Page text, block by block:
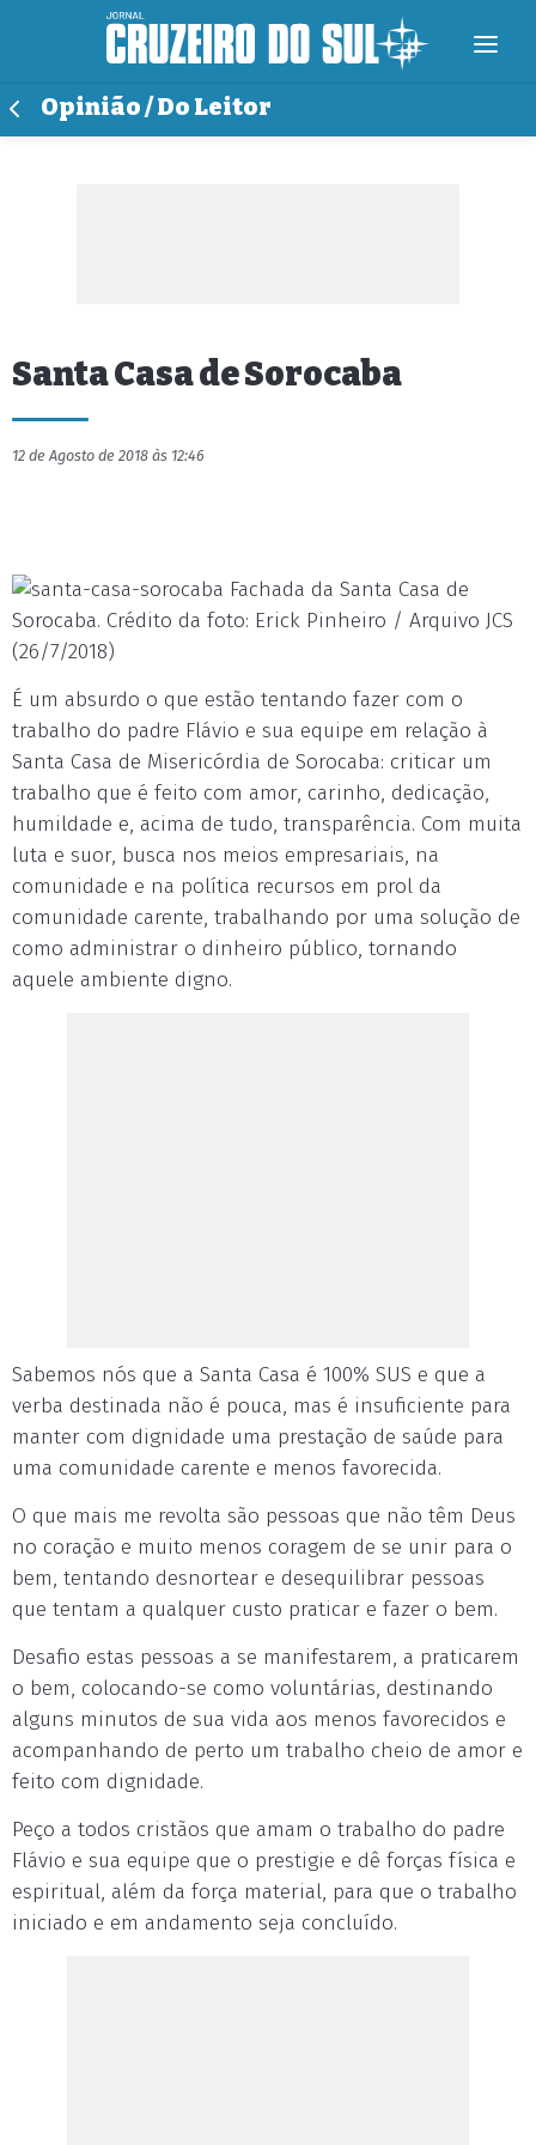
Opinião / Do Leitor
Santa Casa de Sorocaba
12 de Agosto de 2018 às 12:46
Fachada da Santa Casa de
Sorocaba. Crédito da foto: Erick Pinheiro / Arquivo JCS
(26/7/2018)
É um absurdo o que estão tentando fazer com o
trabalho do padre Flávio e sua equipe em relação à
Santa Casa de Misericórdia de Sorocaba: criticar um
trabalho que é feito com amor, carinho, dedicação,
humildade e, acima de tudo, transparência. Com muita
luta e suor, busca nos meios empresariais, na
comunidade e na política recursos em prol da
comunidade carente, trabalhando por uma solução de
como administrar o dinheiro público, tornando
aquele ambiente digno.
Sabemos nós que a Santa Casa é 100% SUS e que a
verba destinada não é pouca, mas é insuficiente para
manter com dignidade uma prestação de saúde para
uma comunidade carente e menos favorecida.
O que mais me revolta são pessoas que não têm Deus
no coração e muito menos coragem de se unir para o
bem, tentando desnortear e desequilibrar pessoas
que tentam a qualquer custo praticar e fazer o bem.
Desafio estas pessoas a se manifestarem, a praticarem
o bem, colocando-se como voluntárias, destinando
alguns minutos de sua vida aos menos favorecidos e
acompanhando de perto um trabalho cheio de amor e
feito com dignidade.
Peço a todos cristãos que amam o trabalho do padre
Flávio e sua equipe que o prestigie e dê forças física e
espiritual, além da força material, para que o trabalho
iniciado e em andamento seja concluído.